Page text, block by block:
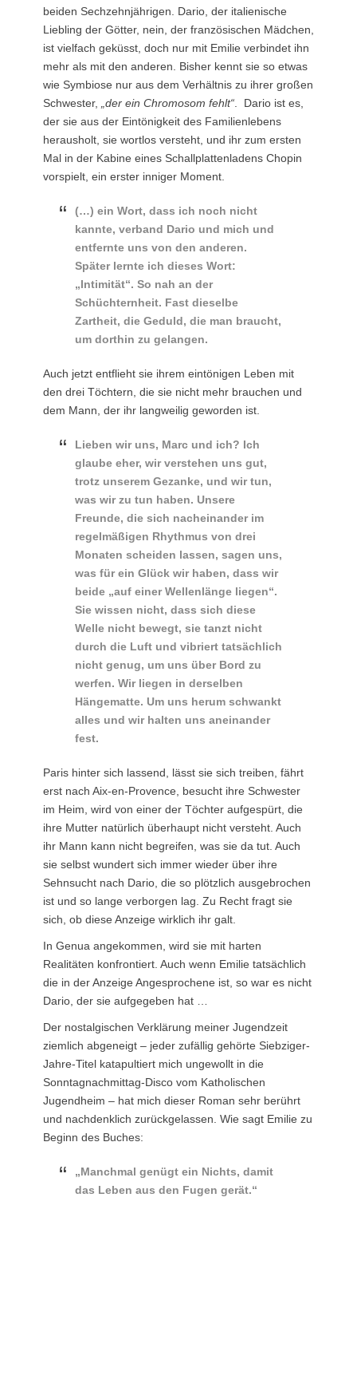
beiden Sechzehnjährigen. Dario, der italienische
Liebling der Götter, nein, der französischen Mädchen,
ist vielfach geküsst, doch nur mit Emilie verbindet ihn
mehr als mit den anderen. Bisher kennt sie so etwas
wie Symbiose nur aus dem Verhältnis zu ihrer großen
Schwester,
„der ein Chromosom fehlt“ . Dario ist es,
der sie aus der Eintönigkeit des Familienlebens
herausholt, sie wortlos versteht, und ihr zum ersten
Mal in der Kabine eines Schallplattenladens Chopin
vorspielt, ein erster inniger Moment.
(…) ein Wort, dass ich noch nicht
kannte, verband Dario und mich und
entfernte uns von den anderen.
Später lernte ich dieses Wort:
„Intimität“. So nah an der
Schüchternheit. Fast dieselbe
Zartheit, die Geduld, die man braucht,
um dorthin zu gelangen.
Auch jetzt entflieht sie ihrem eintönigen Leben mit
den drei Töchtern, die sie nicht mehr brauchen und
dem Mann, der ihr langweilig geworden ist.
Lieben wir uns, Marc und ich? Ich
glaube eher, wir verstehen uns gut,
trotz unserem Gezanke, und wir tun,
was wir zu tun haben. Unsere
Freunde, die sich nacheinander im
regelmäßigen Rhythmus von drei
Monaten scheiden lassen, sagen uns,
was für ein Glück wir haben, dass wir
beide „auf einer Wellenlänge liegen“.
Sie wissen nicht, dass sich diese
Welle nicht bewegt, sie tanzt nicht
durch die Luft und vibriert tatsächlich
nicht genug, um uns über Bord zu
werfen. Wir liegen in derselben
Hängematte. Um uns herum schwankt
alles und wir halten uns aneinander
fest.
Paris hinter sich lassend, lässt sie sich treiben, fährt
erst nach Aix-en-Provence, besucht ihre Schwester
im Heim, wird von einer der Töchter aufgespürt, die
ihre Mutter natürlich überhaupt nicht versteht. Auch
ihr Mann kann nicht begreifen, was sie da tut. Auch
sie selbst wundert sich immer wieder über ihre
Sehnsucht nach Dario, die so plötzlich ausgebrochen
ist und so lange verborgen lag. Zu Recht fragt sie
sich, ob diese Anzeige wirklich ihr galt.
In Genua angekommen, wird sie mit harten
Realitäten konfrontiert. Auch wenn Emilie tatsächlich
die in der Anzeige Angesprochene ist, so war es nicht
Dario, der sie aufgegeben hat …
Der nostalgischen Verklärung meiner Jugendzeit
ziemlich abgeneigt – jeder zufällig gehörte Siebziger-
Jahre-Titel katapultiert mich ungewollt in die
Sonntagnachmittag-Disco vom Katholischen
Jugendheim – hat mich dieser Roman sehr berührt
und nachdenklich zurückgelassen. Wie sagt Emilie zu
Beginn des Buches:
„Manchmal genügt ein Nichts, damit
das Leben aus den Fugen gerät.“